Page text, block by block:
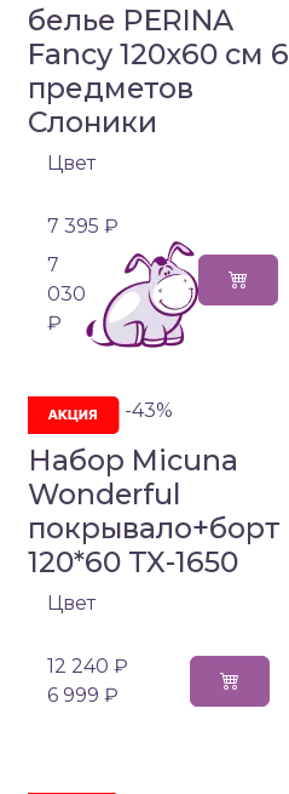
белье PERINA
Fancy 120х60 см 6
предметов
Слоники
Цвет
7 395 ₽
7
030
₽
-43%
Набор Micuna
Wonderful
покрывало+борт
120*60 TX-1650
Цвет
12 240 ₽
6 999 ₽